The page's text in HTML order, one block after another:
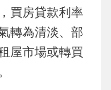
買房貸款利率
轉為清淡、部
屋市場或轉買